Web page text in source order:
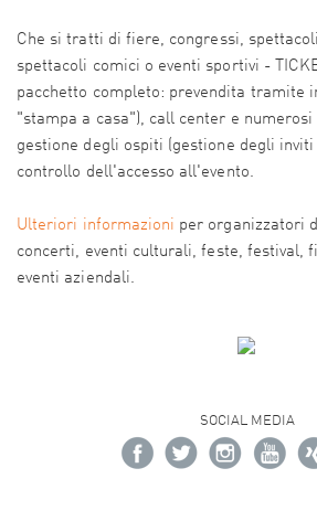
Che si tratti di fiere, congressi,
spettacoli comici o eventi sportivi -
pacchetto completo: prevendita tramite
"stampa a casa"), call center e numerosi
gestione degli ospiti (gestione degli
controllo dell'accesso all'evento.
Ulteriori informazioni per organizzatori
concerti, eventi culturali, feste, festival,
eventi aziendali.
SOCIAL MEDIA